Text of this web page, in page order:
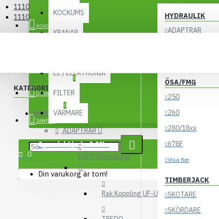
KOCKUMS
KRANAR
EL / ELEKTRONIK
FILTER
VÄRMARE
HYDRAULIK
ADAPTRAR
ÖSA/FMG
250
260
280/18xx
678F
Visa fler
TIMBERJACK
SKOTARE
SKÖRDARE
KONTO
ÖNSKELISTA
0
JÄMFÖR
0
0 produkt(er) - 0.00kr
0
Din varukorg är tom!
1110
1110
KATEGORIER
HYDRAULIK
ADAPTRAR
BSPP (Rörgänga)
Rak Koppling UF-UF